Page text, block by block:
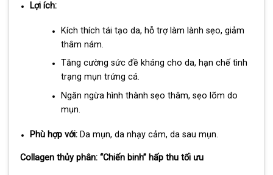
Lợi ích:
Kích thích tái tạo da, hỗ trợ làm lành sẹo, giảm
thâm nám.
Tăng cường sức đề kháng cho da, hạn chế tình
trạng mụn trứng cá.
Ngăn ngừa hình thành sẹo thâm, sẹo lõm do
mụn.
Phù hợp với:Da mụn, da nhạy cảm, da sau mụn.
Collagen thủy phân: “Chiến binh” hấp thu tối ưu